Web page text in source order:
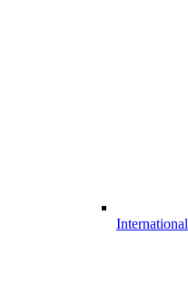
International